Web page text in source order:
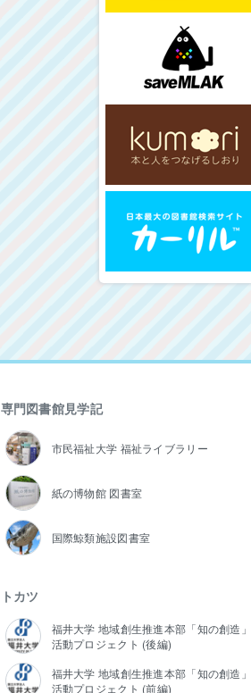
専門図書館見学記
市民福祉大学 福祉ライブラリー
紙の博物館 図書室
国際鯨類施設図書室
トカツ
福井大学 地域創生推進本部「知の創造」
活動プロジェクト (後編)
福井大学 地域創生推進本部「知の創造」
活動プロジェクト (前編)